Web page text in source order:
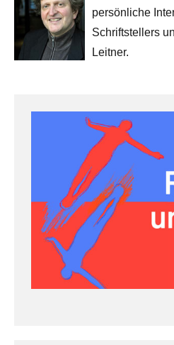
persönliche
Schriftstellers
Leitner.